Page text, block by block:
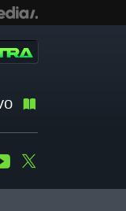
Youtube